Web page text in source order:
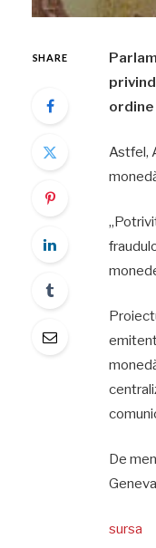
SHARE
ordine
Astfel,
De
sursa